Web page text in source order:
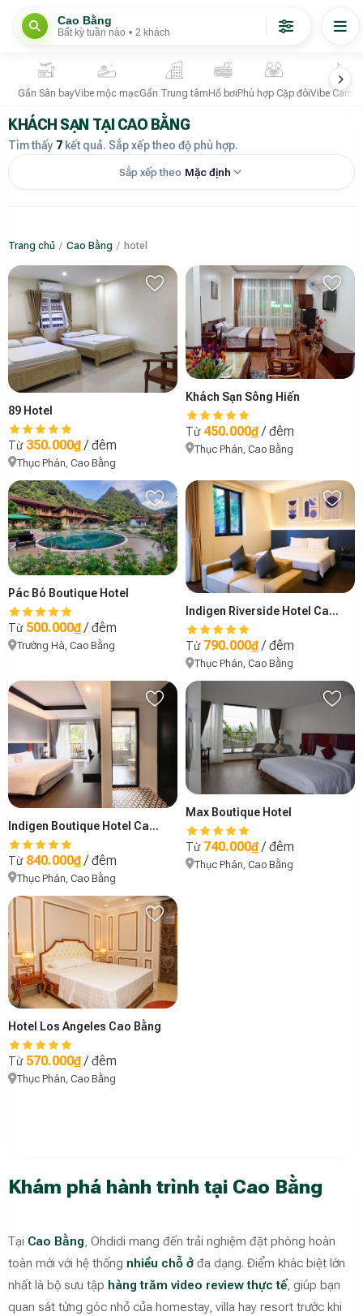
Cao Bằng
Bất kỳ tuần nào • 2 khách
Gần Sân bayVibe mộc mạcGần Trung tâm Hồ bơi Phù hợp Cặp đôiVibe
KHÁCH SẠN TẠI CAO BẰNG
Tìm thấy 7 kết quả. Sắp xếp theo độ phù hợp.
Sắp xếp theo Mặc định
Trang chủ / Cao Bằng / hotel
89 Hotel
Từ 350.000₫/ đêm
Thục Phán, Cao Bằng
Khách Sạn Sông Hiến
Từ 450.000₫/ đêm
Thục Phán, Cao Bằng
Pác Bó Boutique Hotel
Từ 500.000₫/ đêm
Trường Hà, Cao Bằng
Indigen Riverside Hotel Cao Bằng
Từ 790.000₫/ đêm
Thục Phán, Cao Bằng
Indigen Boutique Hotel Cao Bằng
Từ 840.000₫/ đêm
Thục Phán, Cao Bằng
Max Boutique Hotel
Từ 740.000₫/ đêm
Thục Phán, Cao Bằng
Hotel Los Angeles Cao Bằng
Từ 570.000₫/ đêm
Thục Phán, Cao Bằng
Khám phá hành trình tại Cao Bằng
Tại Cao Bằng, Ohdidi mang đến trải nghiệm đặt phòng hoàn
toàn mới với hệ thống nhiều chỗ ở đa dạng. Điểm khác biệt lớn
nhất là bộ sưu tập hàng trăm video review thực tế, giúp bạn
quan sát từng góc nhỏ của homestay, villa hay resort trước khi